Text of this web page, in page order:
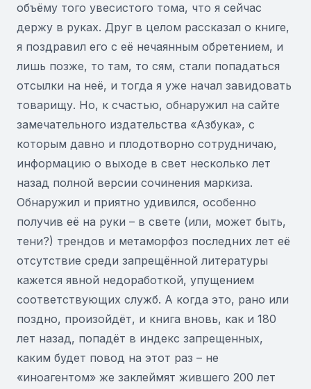
объёму того увесистого тома, что я сейчас
держу в руках. Друг в целом рассказал о книге,
я поздравил его с её нечаянным обретением, и
лишь позже, то там, то сям, стали попадаться
отсылки на неё, и тогда я уже начал завидовать
товарищу. Но, к счастью, обнаружил на сайте
замечательного издательства «Азбука», с
которым давно и плодотворно сотрудничаю,
информацию о выходе в свет несколько лет
назад полной версии сочинения маркиза.
Обнаружил и приятно удивился, особенно
получив её на руки – в свете (или, может быть,
тени?) трендов и метаморфоз последних лет её
отсутствие среди запрещённой литературы
кажется явной недоработкой, упущением
соответствующих служб. А когда это, рано или
поздно, произойдёт, и книга вновь, как и 180
лет назад, попадёт в индекс запрещенных,
каким будет повод на этот раз – не
«иноагентом» же заклеймят жившего 200 лет